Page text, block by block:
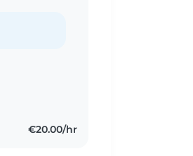
€20.00/hr